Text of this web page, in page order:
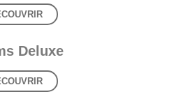
Deluxe